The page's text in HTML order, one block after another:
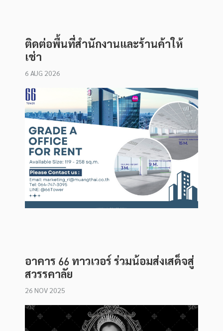
ติดต่อพื้นที่สำนักงานและร้านค้าให้
เช่า
6 AUG 2026
อาคาร 66 ทาวเวอร์ ร่วมน้อมส่งเสด็จสู่
สวรรคาลัย
26 NOV 2025